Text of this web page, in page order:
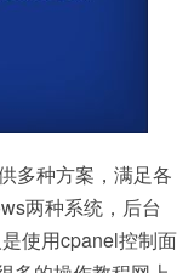
多种方案，满足各
两种系统，后台
使用cpanel控制面